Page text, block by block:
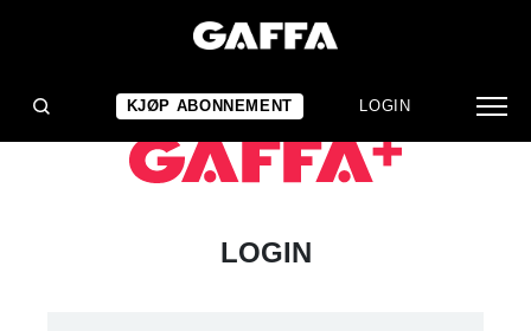
KJØP ABONNEMENT LOGIN
LOGIN